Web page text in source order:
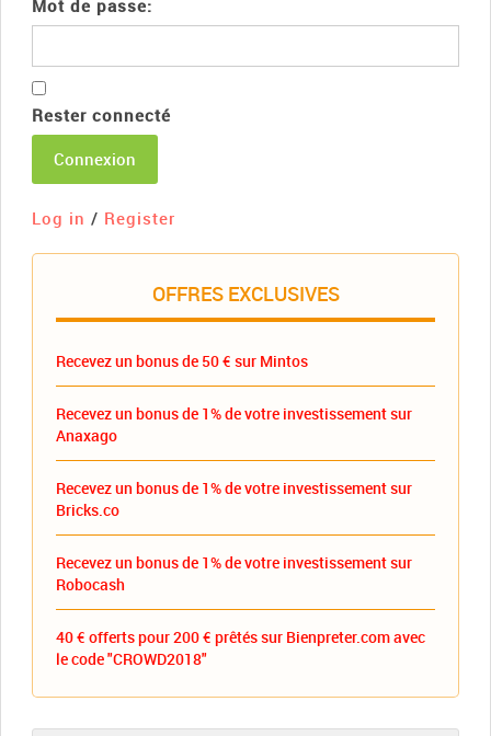
Mot de passe:
Rester connecté
Connexion
Log in / Register
OFFRES EXCLUSIVES
Recevez un bonus de 50 € sur Mintos
Recevez un bonus de 1% de votre investissement sur
Anaxago
Recevez un bonus de 1% de votre investissement sur
Bricks.co
Recevez un bonus de 1% de votre investissement sur
Robocash
40 € offerts pour 200 € prêtés sur Bienpreter.com avec
le code "CROWD2018"